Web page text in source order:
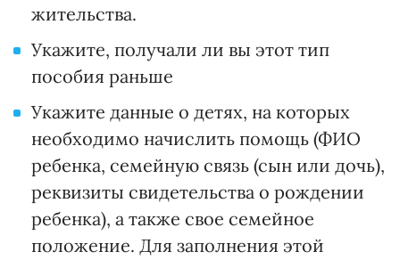
жительства.
Укажите, получали ли вы этот тип
пособия раньше
Укажите данные о детях, на которых
необходимо начислить помощь (ФИО
ребенка, семейную связь (сын или дочь),
реквизиты свидетельства о рождении
ребенка), а также свое семейное
положение. Для заполнения этой